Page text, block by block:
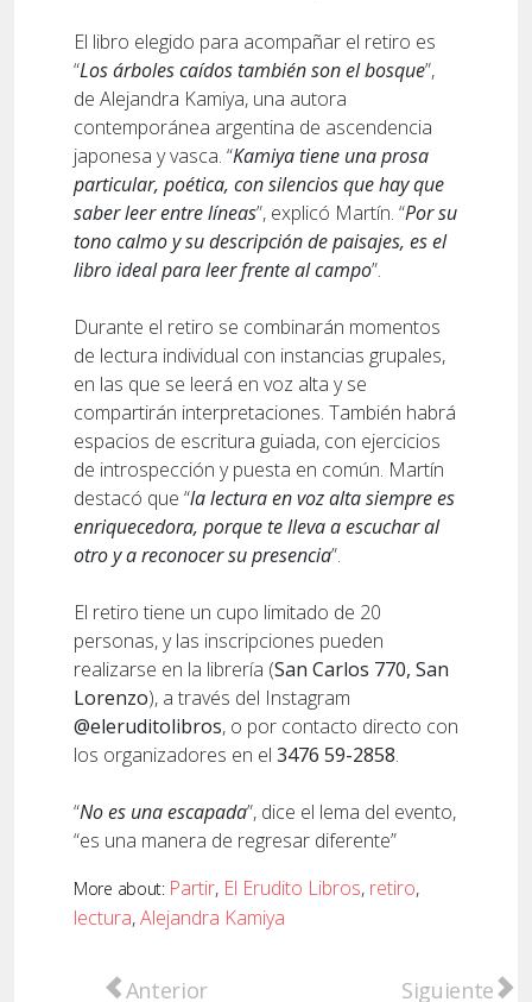
El libro elegido para acompañar el retiro es
“Los árboles caídos también son el bosque”,
de Alejandra Kamiya, una autora
contemporánea argentina de ascendencia
japonesa y vasca. “Kamiya tiene una prosa
particular, poética, con silencios que hay que
saber leer entre líneas”, explicó Martín. “Por su
tono calmo y su descripción de paisajes, es el
libro ideal para leer frente al campo”.
Durante el retiro se combinarán momentos
de lectura individual con instancias grupales,
en las que se leerá en voz alta y se
compartirán interpretaciones. También habrá
espacios de escritura guiada, con ejercicios
de introspección y puesta en común. Martín
destacó que “la lectura en voz alta siempre es
enriquecedora, porque te lleva a escuchar al
otro y a reconocer su presencia”.
El retiro tiene un cupo limitado de 20
personas, y las inscripciones pueden
realizarse en la librería (San Carlos 770, San
Lorenzo), a través del Instagram
@eleruditolibros, o por contacto directo con
los organizadores en el 3476 59-2858.
“No es una escapada”, dice el lema del evento,
“es una manera de regresar diferente”
More about: Partir, El Erudito Libros, retiro,
lectura,Alejandra Kamiya
Artículo anterior: Dolor en la cultura
Anterior Artículo
Siguiente